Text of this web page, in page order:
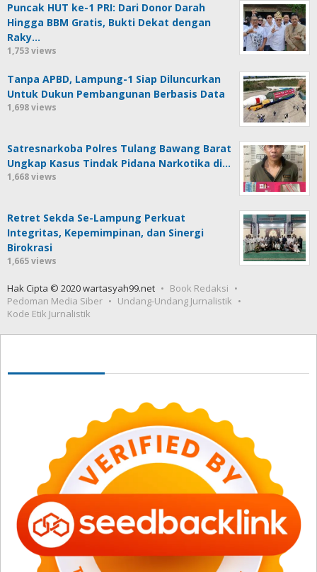
Puncak HUT ke-1 PRI: Dari Donor Darah
Hingga BBM Gratis, Bukti Dekat dengan
Raky…
1,753 views
Tanpa APBD, Lampung-1 Siap Diluncurkan
Untuk Dukun Pembangunan Berbasis Data
1,698 views
Satresnarkoba Polres Tulang Bawang Barat
Ungkap Kasus Tindak Pidana Narkotika di…
1,668 views
Retret Sekda Se-Lampung Perkuat
Integritas, Kepemimpinan, dan Sinergi
Birokrasi
1,665 views
Hak Cipta © 2020 wartasyah99.net
Book Redaksi
Pedoman Media Siber
Undang-Undang Jurnalistik
Kode Etik Jurnalistik